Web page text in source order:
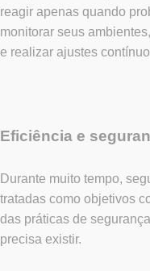
reagir apenas quando
monitorar seus
e realizar ajustes
Eficiência e
Durante muito tempo,
tratadas como objetivos
das práticas de
precisa existir.